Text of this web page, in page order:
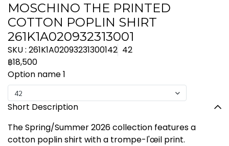
MOSCHINO THE PRINTED
COTTON POPLIN SHIRT
261K1A020932313001
SKU : 261K1A02093231300142 42
฿18,500
Option name 1
42
Short Description
The Spring/Summer 2026 collection features a
cotton poplin shirt with a trompe-l'œil print.